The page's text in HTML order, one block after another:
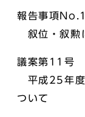
報告事項No.1
叙位・叙勲
議案第11号
平成25年度
ついて